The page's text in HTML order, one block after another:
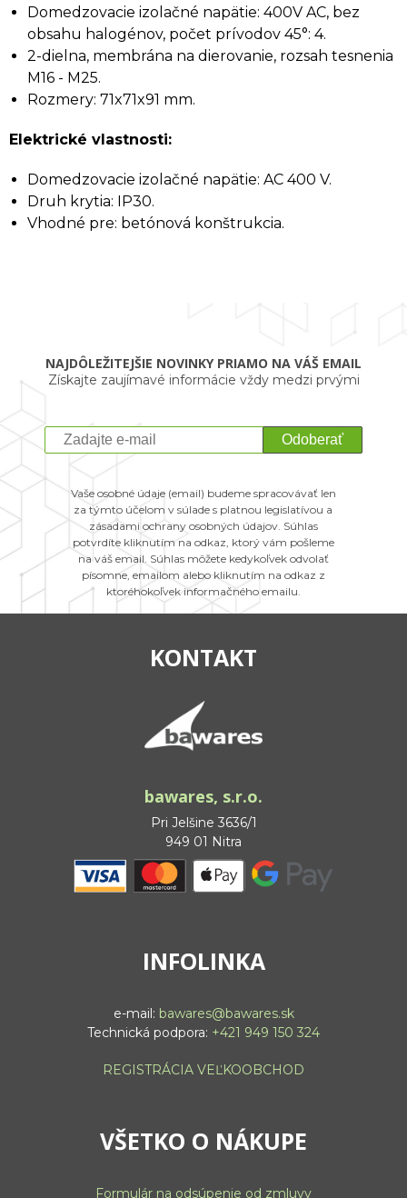
Domedzovacie izolačné napätie: 400V AC, bez
obsahu halogénov, počet prívodov 45°: 4.
2-dielna, membrána na dierovanie, rozsah tesnenia
M16 - M25.
Rozmery: 71x71x91 mm.
Elektrické vlastnosti:
Domedzovacie izolačné napätie: AC 400 V.
Druh krytia: IP30.
Vhodné pre: betónová konštrukcia.
NAJDÔLEŽITEJŠIE NOVINKY PRIAMO NA VÁŠ EMAIL
Získajte zaujímavé informácie vždy medzi prvými
Odoberať
Vaše osobné údaje (email) budeme spracovávať len
za týmto účelom v súlade s platnou legislatívou a
zásadami ochrany osobných údajov. Súhlas
potvrdíte kliknutím na odkaz, ktorý vám pošleme
na váš email. Súhlas môžete kedykoľvek odvolať
písomne, emailom alebo kliknutím na odkaz z
ktoréhokoľvek informačného emailu.
KONTAKT
bawares, s.r.o.
Pri Jelšine 3636/1
949 01 Nitra
INFOLINKA
e-mail: bawares@bawares.sk
Technická podpora: +421 949 150 324
REGISTRÁCIA VEĽKOOBCHOD
VŠETKO O NÁKUPE
Formulár na odsúpenie od zmluvy